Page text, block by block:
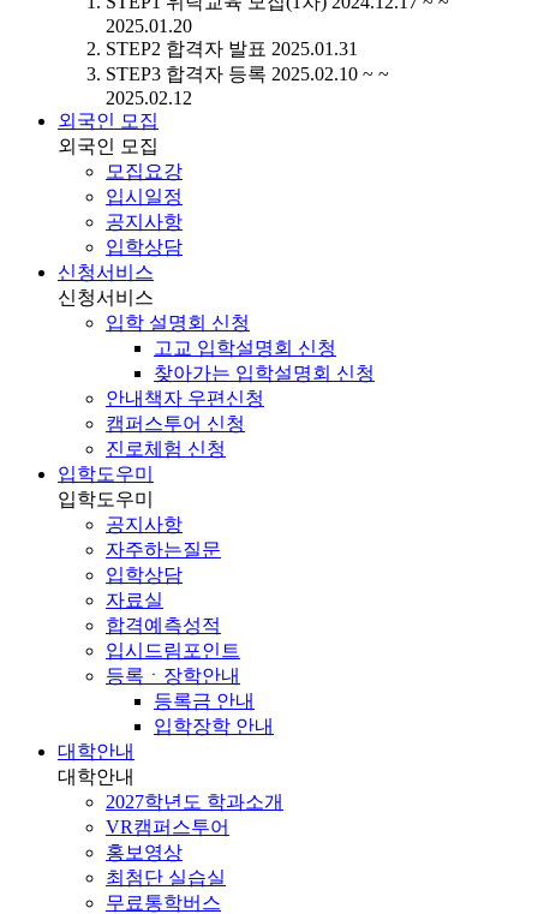
2025.01.20
STEP2 합격자 발표 2025.01.31
STEP3 합격자 등록 2025.02.10 ~ ~
2025.02.12
외국인 모집
외국인 모집
모집요강
입시일정
공지사항
입학상담
신청서비스
신청서비스
입학 설명회 신청
고교 입학설명회 신청
찾아가는 입학설명회 신청
안내책자 우편신청
캠퍼스투어 신청
진로체험 신청
입학도우미
입학도우미
공지사항
자주하는질문
입학상담
자료실
합격예측성적
입시드림포인트
등록ㆍ장학안내
등록금 안내
입학장학 안내
대학안내
대학안내
2027학년도 학과소개
VR캠퍼스투어
홍보영상
최첨단 실습실
무료통학버스